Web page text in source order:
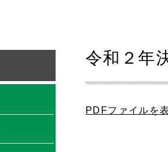
令和２年
PDFファイルを